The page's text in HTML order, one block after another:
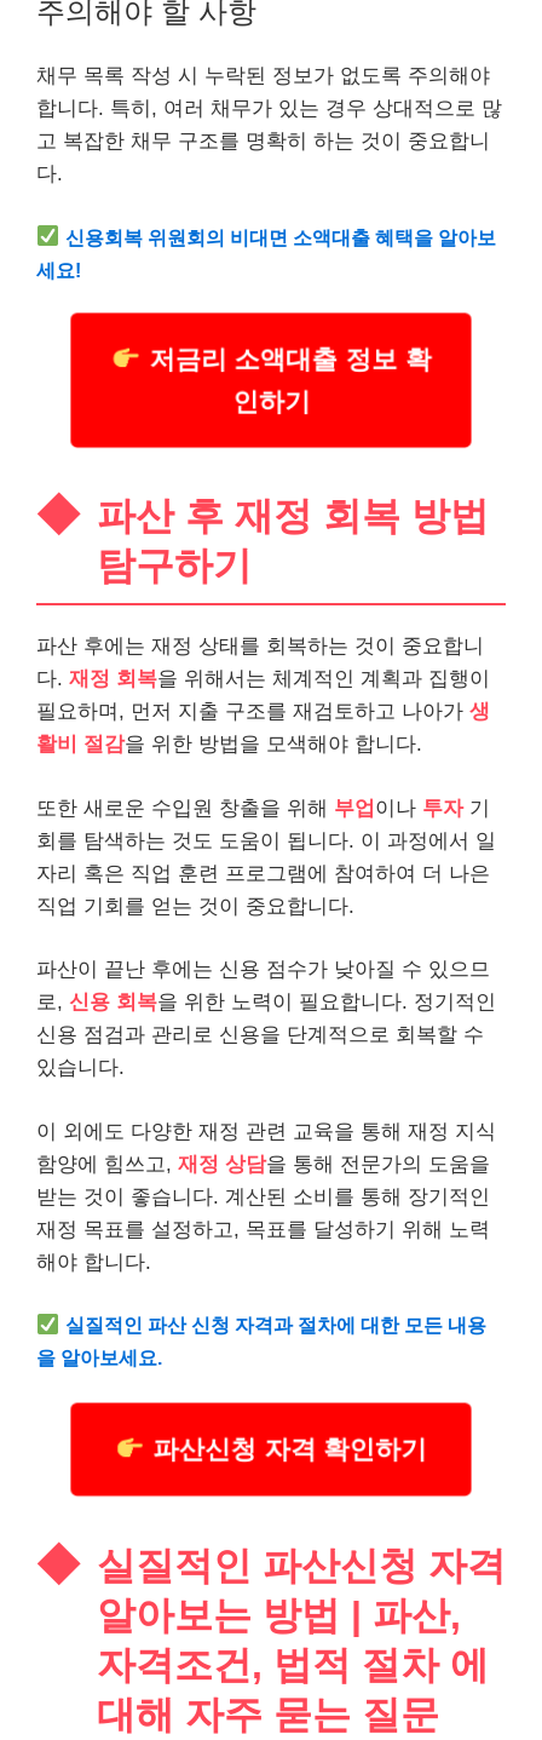
주의해야 할 사항
채무 목록 작성 시 누락된 정보가 없도록 주의해야
합니다. 특히, 여러 채무가 있는 경우 상대적으로 많
고 복잡한 채무 구조를 명확히 하는 것이 중요합니
다.
신용회복 위원회의 비대면 소액대출 혜택을 알아보
세요!
저금리 소액대출 정보 확
인하기
파산 후 재정 회복 방법
탐구하기
파산 후에는 재정 상태를 회복하는 것이 중요합니
다. 재정 회복을 위해서는 체계적인 계획과 집행이
필요하며, 먼저 지출 구조를 재검토하고 나아가 생
활비 절감을 위한 방법을 모색해야 합니다.
또한 새로운 수입원 창출을 위해 부업 이나 투자기
회를 탐색하는 것도 도움이 됩니다. 이 과정에서 일
자리 혹은 직업 훈련 프로그램에 참여하여 더 나은
직업 기회를 얻는 것이 중요합니다.
파산이 끝난 후에는 신용 점수가 낮아질 수 있으므
로, 신용 회복을 위한 노력이 필요합니다. 정기적인
신용 점검과 관리로 신용을 단계적으로 회복할 수
있습니다.
이 외에도 다양한 재정 관련 교육을 통해 재정 지식
함양에 힘쓰고, 재정 상담을 통해 전문가의 도움을
받는 것이 좋습니다. 계산된 소비를 통해 장기적인
재정 목표를 설정하고, 목표를 달성하기 위해 노력
해야 합니다.
실질적인 파산 신청 자격과 절차에 대한 모든 내용
을 알아보세요.
파산신청 자격 확인하기
실질적인 파산신청 자격
알아보는 방법 | 파산,
자격조건, 법적 절차 에
대해 자주 묻는 질문